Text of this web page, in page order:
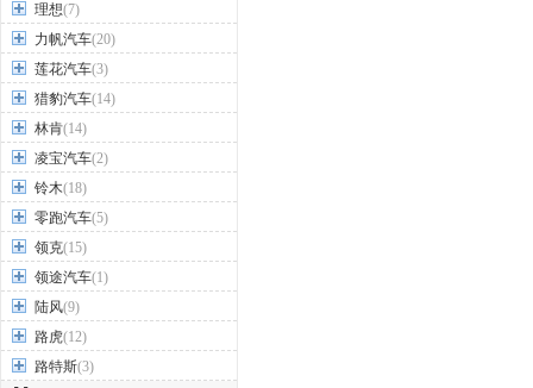
理想(7)
力帆汽车(20)
莲花汽车(3)
猎豹汽车(14)
林肯(14)
凌宝汽车(2)
铃木(18)
零跑汽车(5)
领克(15)
领途汽车(1)
陆风(9)
路虎(12)
路特斯(3)